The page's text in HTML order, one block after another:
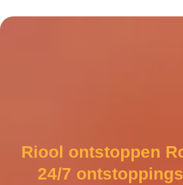
Riool ontstoppen
24/7